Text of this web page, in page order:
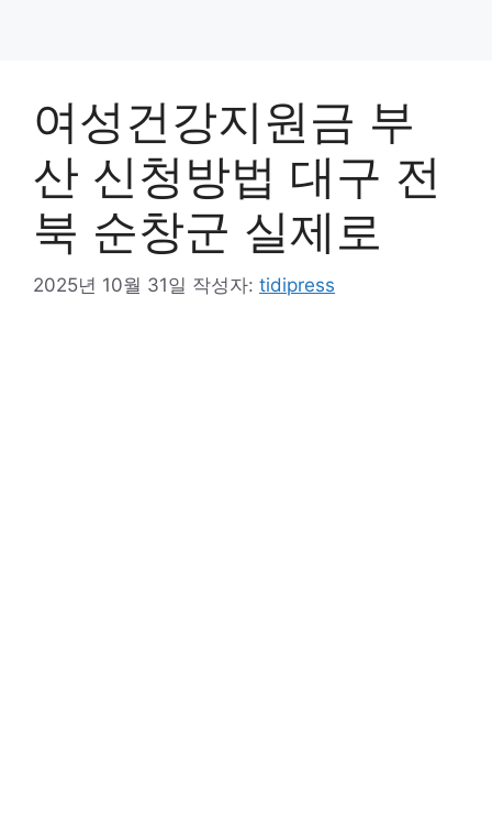
여성건강지원금 부
산 신청방법 대구 전
북 순창군 실제로
2025년 10월 31일 작성자: tidipress